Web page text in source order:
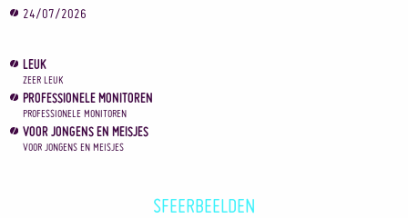
24/07/2026
LEUK
ZEER LEUK
PROFESSIONELE MONITOREN
PROFESSIONELE MONITOREN
VOOR JONGENS EN MEISJES
VOOR JONGENS EN MEISJES
SFEERBEELDEN